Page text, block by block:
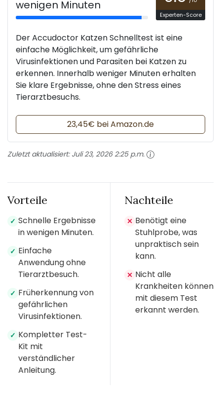
wenigen Minuten
Experten-Score
Der Accudoctor Katzen Schnelltest ist eine
einfache Möglichkeit, um gefährliche
Virusinfektionen und Parasiten bei Katzen zu
erkennen. Innerhalb weniger Minuten erhalten
Sie klare Ergebnisse, ohne den Stress eines
Tierarztbesuchs.
23,45€ bei Amazon.de
Zuletzt aktualisiert: Juli 23, 2026 2:25 p.m.
Vorteile
✓ Schnelle Ergebnisse
in wenigen Minuten.
✓ Einfache
Anwendung ohne
Tierarztbesuch.
✓ Früherkennung von
gefährlichen
Virusinfektionen.
✓ Kompletter Test-
Kit mit
verständlicher
Anleitung.
Nachteile
✕ Benötigt eine
Stuhlprobe, was
unpraktisch sein
kann.
✕ Nicht alle
Krankheiten können
mit diesem Test
erkannt werden.